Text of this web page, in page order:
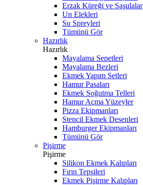
Erzak Küreği ve Şaşulalar
Un Elekleri
Su Spreyleri
Tümünü Gör
Hazırlık
Hazırlık
Mayalama Sepetleri
Mayalama Bezleri
Ekmek Yapım Setleri
Hamur Pasaları
Ekmek Soğutma Telleri
Hamur Açma Yüzeyler
Pizza Ekipmanları
Stencil Ekmek Desenleri
Hamburger Ekipmanları
Tümünü Gör
Pişirme
Pişirme
Silikon Ekmek Kalıpları
Fırın Tepsileri
Ekmek Pişirme Kalıpları